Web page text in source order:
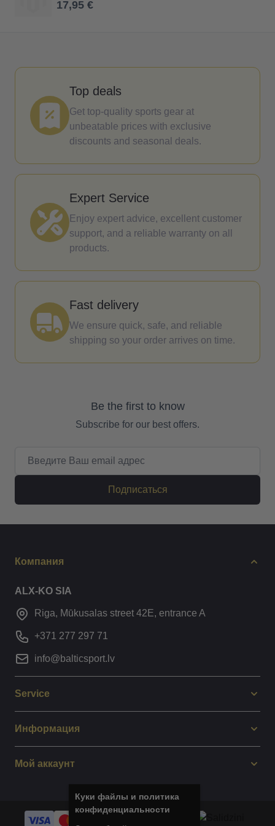
17,95 €
Top deals
Get top-quality sports gear at
unbeatable prices with exclusive
discounts and seasonal deals.
Expert Service
Enjoy expert advice, excellent customer
support, and a reliable warranty on all
products.
Fast delivery
We ensure quick, safe, and reliable
shipping so your order arrives on time.
Be the first to know
Subscribe for our best offers.
Подписаться
Компания
ALX-KO SIA
Riga, Mūkusalas street 42E, entrance A
+371 277 297 71
info@balticsport.lv
Service
Информация
Мой аккаунт
Куки файлы и политика
конфиденциальности